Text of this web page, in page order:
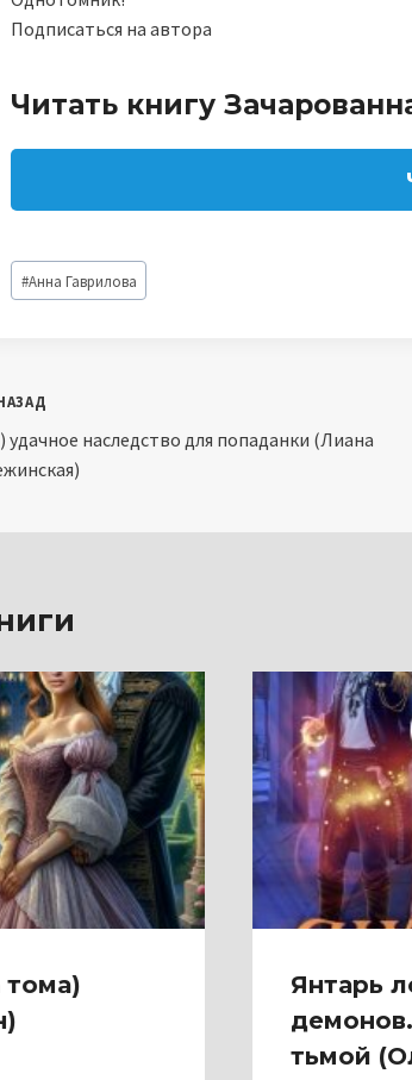
Подписаться на автора
Читать книгу
Метки
записи:
#Анна Гаврилова
удачное наследство для попаданки (Лиана
тома)
Янтарь
тьмой